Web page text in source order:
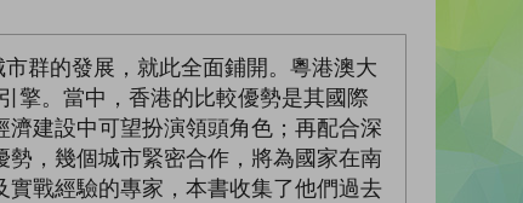
群的發展，就此全面鋪開。粵港澳大
擎。當中，香港的比較優勢是其國際
建設中可望扮演領頭角色；再配合深
，幾個城市緊密合作，將為國家在南
戰經驗的專家，本書收集了他們過去